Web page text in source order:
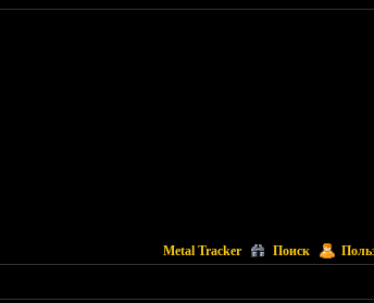
Metal Tracker Поиск